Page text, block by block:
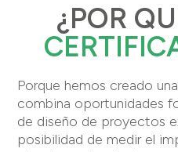
¿POR
Porque hemos creado
combina oportunidades
de diseño de proyectos
posibilidad de medir el